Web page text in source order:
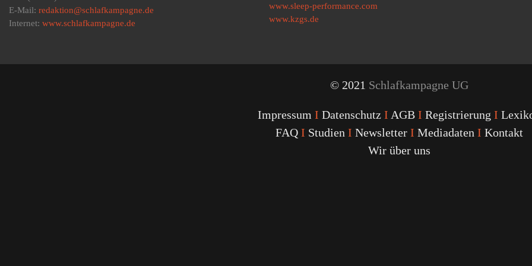
E-Mail: redaktion@schlafkampagne.de
Internet: www.schlafkampagne.de
www.sleep-performance.com
www.kzgs.de
© 2021 Schlafkampagne UG
Impressum I Datenschutz I AGB I Registrierung I
FAQ I Studien I Newsletter I Mediadaten I Kontakt
Wir über uns